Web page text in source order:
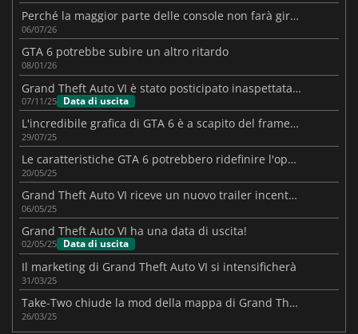
Perché la maggior parte delle console non farà girare GTA VI a 60 FPS
06/07/26
GTA 6 potrebbe subire un altro ritardo
08/01/26
Grand Theft Auto VI è stato posticipato inaspettatamente
07/11/25 Data di uscita
L'incredibile grafica di GTA 6 è a scapito del frame rate?
29/07/25
Le caratteristiche GTA 6 potrebbero ridefinire l'open-world
20/05/25
Grand Theft Auto VI riceve un nuovo trailer incentrato su Jason
06/05/25
Grand Theft Auto VI ha una data di uscita!
02/05/25 Data di uscita
Il marketing di Grand Theft Auto VI si intensificherà
31/03/25
Take-Two chiude la mod della mappa di Grand Theft Auto VI
26/03/25